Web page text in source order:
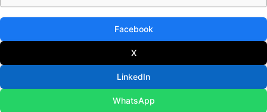
Facebook
X
LinkedIn
WhatsApp